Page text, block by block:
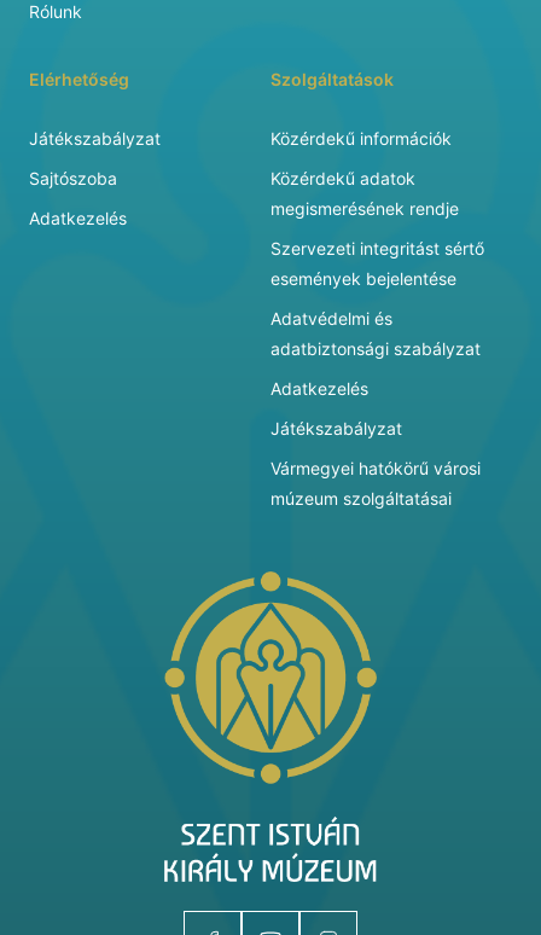
Rólunk
Elérhetőség
Játékszabályzat
Sajtószoba
Adatkezelés
Szolgáltatások
Közérdekű információk
Közérdekű adatok
megismerésének rendje
Szervezeti integritást sértő
események bejelentése
Adatvédelmi és
adatbiztonsági szabályzat
Adatkezelés
Játékszabályzat
Vármegyei hatókörű városi
múzeum szolgáltatásai